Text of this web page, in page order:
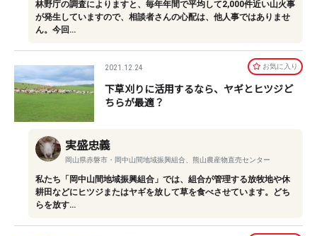
林野庁の調査によりますと、毎年年間で平均して2,000件近い山火事
が発生していますので、相談者さんの心配は、他人事ではありませ
ん。今回…
2021.12.24 お気に⼊り
下草刈りに活用するなら、ヤギとヒツジど
ちらが最適？
実盛忠義
岡山県赤磐市・岡中山間地域振興組合、熊山農産物直売センター
私たち「岡中山間地域振興組合」では、組合が管理する放牧地や休
耕田などにヒツジまたはヤギを放して草を食べさせています。どち
らを放す…